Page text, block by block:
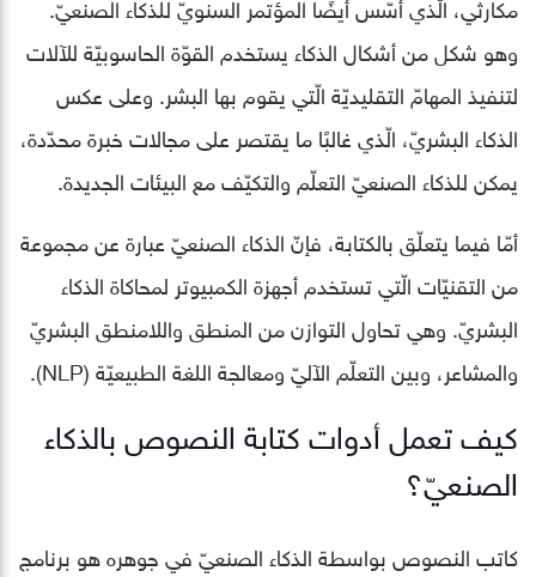
وهو شكل من أشكال الذكاء يستخدم القوّة الحاسوبيّة للآلات
لتنفيذ المهامّ التقليديّة الّتي يقوم بها البشر. وعلى عكس
الذكاء البشريّ، الّذي غالبًا ما يقتصر على مجالات خبرة محدّدة،
يمكن للذكاء الصنعيّ التعلّم والتكيّف مع البيئات الجديدة.
أمّا فيما يتعلّق بالكتابة، فإنّ الذكاء الصنعيّ عبارة عن مجموعة
من التقنيّات الّتي تستخدم أجهزة الكمبيوتر لمحاكاة الذكاء
البشريّ. وهي تحاول التوازن من المنطق واللامنطق البشريّ
والمشاعر، وبين التعلّم الآليّ ومعالجة اللغة الطبيعيّة (NLP).
كيف تعمل أدوات كتابة النصوص بالذكاء
الصنعيّ؟
كاتب النصوص بواسطة الذكاء الصنعيّ في جوهره هو برنامج